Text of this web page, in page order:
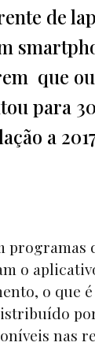
de
que
para
a
o
o que
nas